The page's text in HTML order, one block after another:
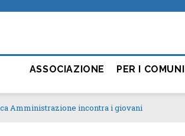
ASSOCIAZIONE PER I COMUNI
Amministrazione incontra i giovani